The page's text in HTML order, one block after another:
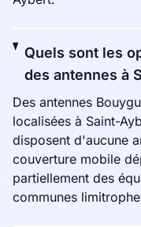
Quels sont les
des antennes à
Des antennes
localisées à Saint-
disposent d'aucune
couverture mobile
partiellement des
communes